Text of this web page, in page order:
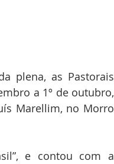
plena, as Pastorais
a 1º de outubro,
Marellim, no Morro
e contou com a